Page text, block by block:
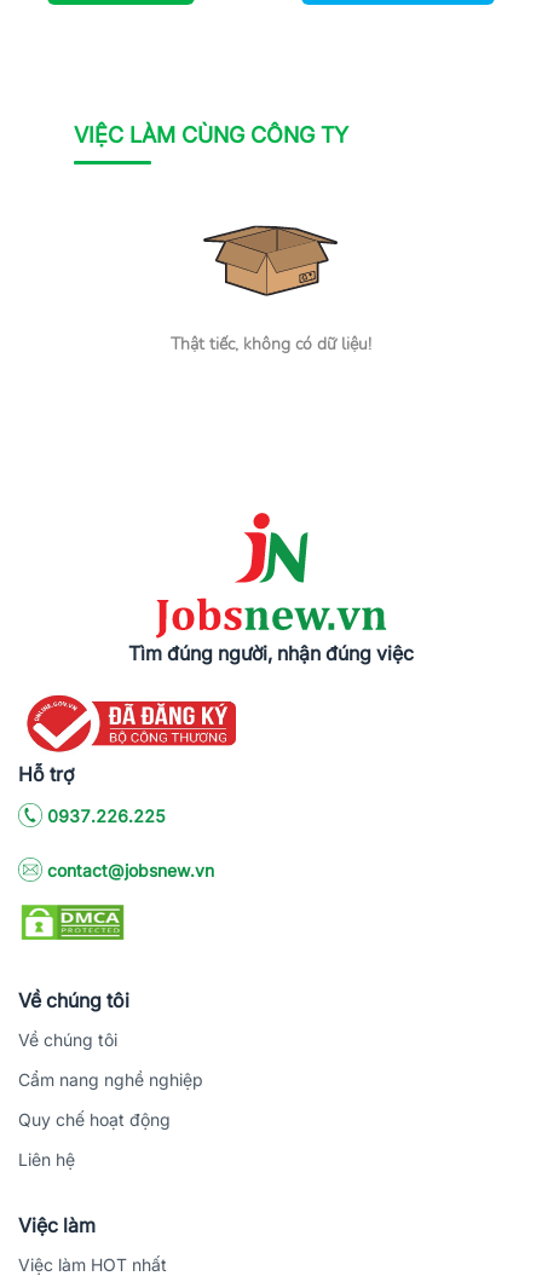
VIỆC LÀM CÙNG CÔNG TY
Thật tiếc, không có dữ liệu!
Tìm đúng người, nhận đúng việc
Hỗ trợ
0937.226.225
contact@jobsnew.vn
Về chúng tôi
Về chúng tôi
Cẩm nang nghề nghiệp
Quy chế hoạt động
Liên hệ
Việc làm
Việc làm HOT nhất